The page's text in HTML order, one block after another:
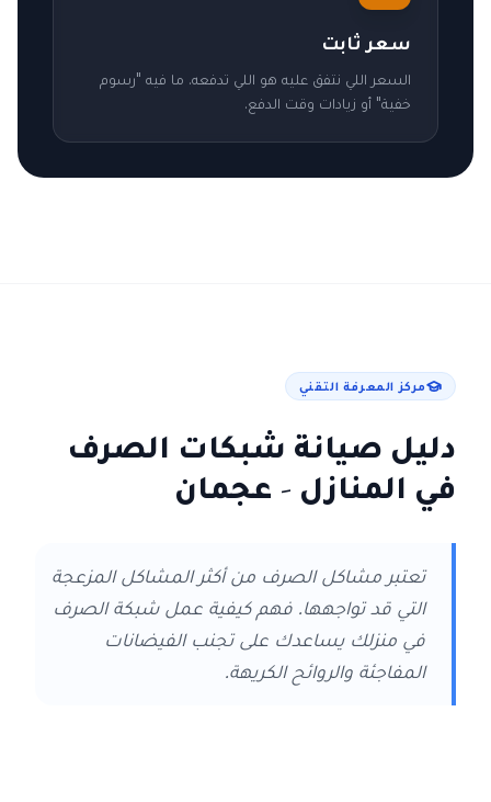
سعر ثابت
السعر اللي نتفق عليه هو اللي تدفعه. ما فيه "رسوم
خفية" أو زيادات وقت الدفع.
مركز المعرفة التقني
دليل صيانة شبكات الصرف
في المنازل - عجمان
تعتبر مشاكل الصرف من أكثر المشاكل المزعجة
التي قد تواجهها. فهم كيفية عمل شبكة الصرف
في منزلك يساعدك على تجنب الفيضانات
المفاجئة والروائح الكريهة.